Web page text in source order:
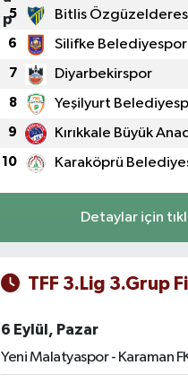
5 Bitlis
6 Silifke Belediyespor
7 Diyarbekirspor
8 Yeşilyurt
9 Kırıkkale Büyük
10 Karaköprü
Detaylar için
TFF 3.Lig 3.Grup
6 Eylül, Pazar
Yeni Malatyaspor - Karaman